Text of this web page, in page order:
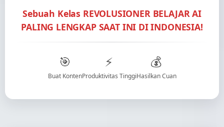
Sebuah Kelas REVOLUSIONERBELAJAR AI
PALING LENGKAP SAAT INI DI INDONESIA!
🎯
Buat Konten
⚡
Produktivitas Tinggi
💰
Hasilkan Cuan